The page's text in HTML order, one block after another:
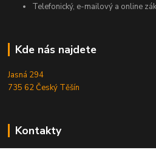
Telefonický, e-mailový a online
Kde nás najdete
Jasná 294
735 62 Český Těšín
Kontakty